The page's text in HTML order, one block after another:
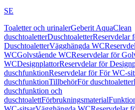
SE
Toaletter och urinalerGeberit AquaClean
duschtoaletterDuschtoaletterReservdelar
DuschtoaletterVägghängda WC
WCGolvstående WCReservdelar för
WCDesignplattorReservdelar för
duschfunktionReservdelar för För WC-
duschfunktionTillbehörFör duschtoaletter
duschfunktion och
duschtoalettFörbrukningsmaterial